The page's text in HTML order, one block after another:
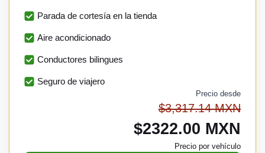
Parada de cortesía en la tienda
Aire acondicionado
Conductores bilingues
Seguro de viajero
Precio desde
$3,317.14 MXN
$2322.00 MXN
Precio por vehículo